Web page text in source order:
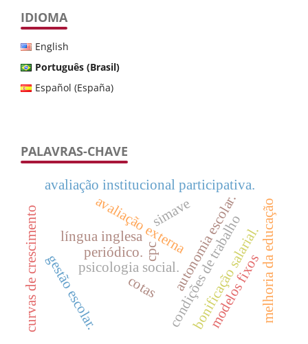
IDIOMA
English
Português (Brasil)
Español (España)
PALAVRAS-CHAVE
avaliação externa
psicologia social.autonomia escolar.
condições de trabalho
bonificação salarial.
avaliação institucional participativa.
gestão escolar.
cpc
língua inglesa
cotas
periódico. modelos fixos
simave melhoria da educação
curvas de crescimento